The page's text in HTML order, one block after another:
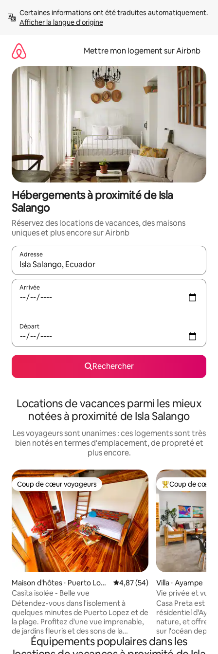
directement
Afficher la langue d'origine
Mettre mon logement sur Airbnb
Hébergements à proximité de Isla
Salango
Réservez des locations de vacances, des maisons
uniques et plus encore sur Airbnb
Adresse
Lorsque les résultats s'affichent, utilisez les flèches vers le
Arrivée
Départ
Rechercher
Locations de vacances parmi les mieux
notées à proximité de Isla Salango
Les voyageurs sont unanimes : ces logements sont très
bien notés en termes d'emplacement, de propreté et
plus encore.
Coup de cœur voyageurs
Coup de cœur voyageurs
Maison d'hôtes ⋅ Puerto Lope
z
Évaluation moyenne sur la
4,87 (54)
Casita isolée - Belle vue
Détendez-vous dans l'isolement à
quelques minutes de Puerto Lopez et de
la plage. Profitez d'une vue imprenable,
de jardins fleuris et des sons de la
nature. La casita dispose d'une cuisine
extérieure, d'un coin salon paisible et de
Coups de cœur
Coup de cœur
Villa ⋅ Ayampe
Vie privée et
l'océan
Casa Preta est
résidentiel
nature, et offre
sur l'océan
espaces de la
accepte les
Équipements populaires dans les